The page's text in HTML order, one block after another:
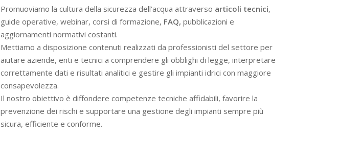
Promuoviamo la cultura della sicurezza dell’acqua attraverso articoli tecnici,
guide operative, webinar, corsi di formazione, FAQ, pubblicazioni e
aggiornamenti normativi costanti.
Mettiamo a disposizione contenuti realizzati da professionisti del settore per
aiutare aziende, enti e tecnici a comprendere gli obblighi di legge, interpretare
correttamente dati e risultati analitici e gestire gli impianti idrici con maggiore
consapevolezza.
Il nostro obiettivo è diffondere competenze tecniche affidabili, favorire la
prevenzione dei rischi e supportare una gestione degli impianti sempre più
sicura, efficiente e conforme.